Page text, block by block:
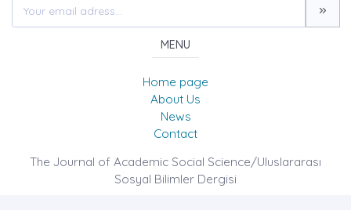
MENU
Home page
About Us
News
Contact
The Journal of Academic Social Science/Uluslararası
Sosyal Bilimler Dergisi